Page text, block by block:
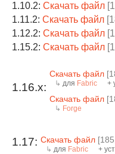
1.10.2: Скачать файл
1.11.2: Скачать файл
1.12.2: Скачать файл
1.15.2: Скачать файл
1.16.x:
Скачать файл
для Fabric +
Скачать файл
Forge
1.17: Скачать файл
для Fabric +